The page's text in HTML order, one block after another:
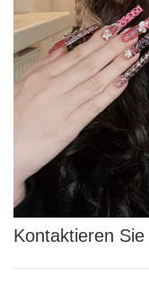
Kontaktieren Sie